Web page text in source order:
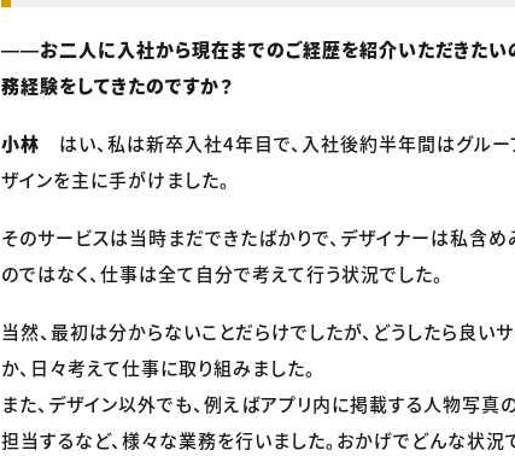
――お二人に入社から現在までのご経歴を紹介いただきたい
務経験をしてきたのですか？
小林 はい、私は新卒入社4年目で、入社後約半年間はグル
ザインを主に手がけました。
そのサービスは当時まだできたばかりで、デザイナーは私含
のではなく、仕事は全て自分で考えて行う状況でした。
当然、最初は分からないことだらけでしたが、どうしたら良い
か、日々考えて仕事に取り組みました。
また、デザイン以外でも、例えばアプリ内に掲載する人物写真
担当するなど、様々な業務を行いました。おかげでどんな状